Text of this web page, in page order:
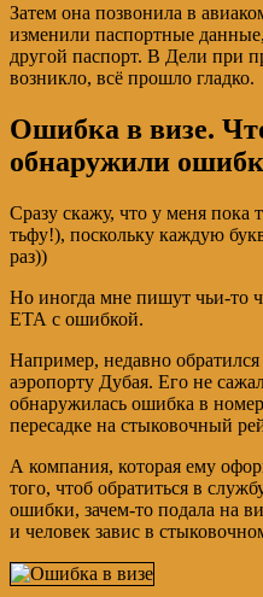
Затем она позвонила в
изменили паспортные
другой паспорт. В Дели при
возникло, всё прошло гладко.
Ошибка в визе.
обнаружили
Сразу скажу, что у меня пока
тьфу!), поскольку каждую
раз))
Но иногда мне пишут чьи-то
ЕТА с ошибкой.
Например, недавно обратился
аэропорту Дубая. Его не
обнаружилась ошибка в
пересадке на стыковочный
А компания, которая ему
того, чтоб обратиться в
ошибки, зачем-то подала на
и человек завис в